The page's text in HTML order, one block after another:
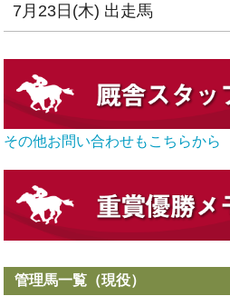
7月23日(木) 出走馬
その他お問い合わせもこちらから
管理馬一覧（現役）